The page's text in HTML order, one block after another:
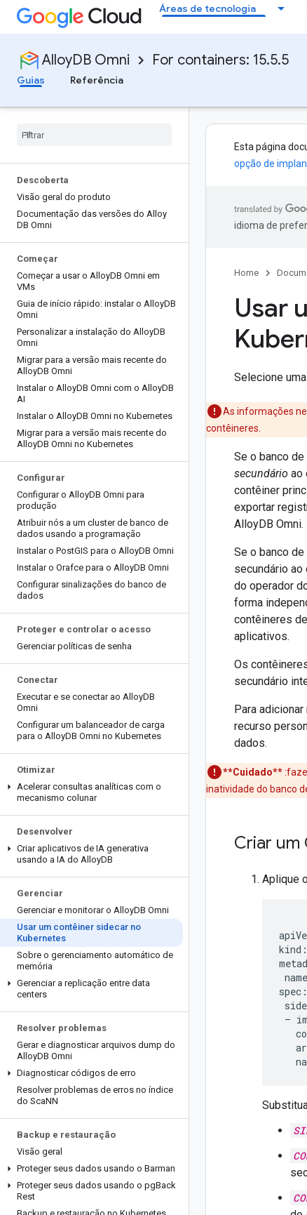
Áreas de tecnologia
AlloyDB Omni For containers: 15.5.5
Guias
Referência
Descoberta
Visão geral do produto
Documentação das versões do Alloy
DB Omni
Começar
Começar a usar o AlloyDB Omni em
VMs
Guia de início rápido: instalar o AlloyDB
Omni
Personalizar a instalação do AlloyDB
Omni
Migrar para a versão mais recente do
AlloyDB Omni
Instalar o AlloyDB Omni com o AlloyDB
AI
Instalar o AlloyDB Omni no Kubernetes
Migrar para a versão mais recente do
AlloyDB Omni no Kubernetes
Configurar
Configurar o AlloyDB Omni para
produção
Atribuir nós a um cluster de banco de
dados usando a programação
Instalar o PostGIS para o AlloyDB Omni
Instalar o Orafce para o AlloyDB Omni
Configurar sinalizações do banco de
dados
Proteger e controlar o acesso
Gerenciar políticas de senha
Conectar
Executar e se conectar ao AlloyDB
Omni
Configurar um balanceador de carga
para o AlloyDB Omni no Kubernetes
Otimizar
Acelerar consultas analíticas com o
mecanismo colunar
Desenvolver
Criar aplicativos de IA generativa
usando a IA do AlloyDB
Gerenciar
Gerenciar e monitorar o AlloyDB Omni
Usar um contêiner sidecar no
Kubernetes
Sobre o gerenciamento automático de
memória
Gerenciar a replicação entre data
centers
Resolver problemas
Gerar e diagnosticar arquivos dump do
AlloyDB Omni
Diagnosticar códigos de erro
Resolver problemas de erros no índice
do ScaNN
Backup e restauração
Visão geral
Proteger seus dados usando o Barman
Proteger seus dados usando o pgBack
Rest
Esta página
opção de
idioma de
Home
Usar
Selecione
As informações
contêineres.
Se o banco
secundário ao
contêiner
exportar
AlloyDB Omni.
Se o banco
secundário
do operador
forma
contêineres
aplicativos.
Os
secundário
Para
recurso
dados.
**Cuidado**
inatividade do banco
Criar um
Aplique
spec:
—